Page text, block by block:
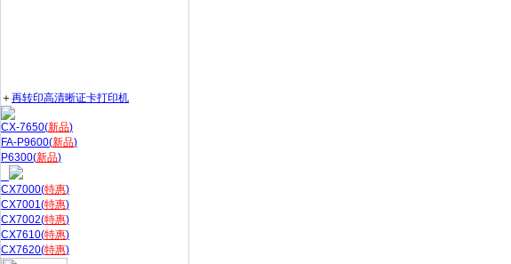
＋再转印高清晰证卡打印机
CX-7650(新品)
FA-P9600(新品)
P6300(新品)
CX7000(特惠)
CX7001(特惠)
CX7002(特惠)
CX7610(特惠)
CX7620(特惠)